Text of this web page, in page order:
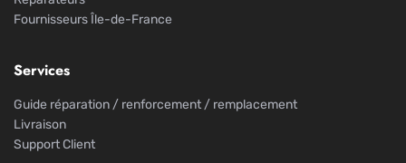
Fournisseurs Île-de-France
Services
Guide réparation / renforcement / remplacement
Livraison
Support Client